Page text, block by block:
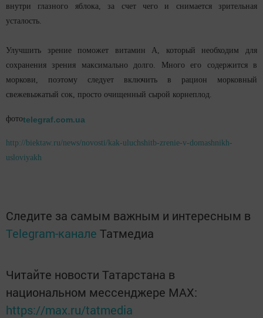
внутри глазного яблока, за счет чего и снимается зрительная
усталость.
Улучшить зрение поможет витамин А, который необходим для
сохранения зрения максимально долго. Много его содержится в
моркови, поэтому следует включить в рацион морковный
свежевыжатый сок, просто очищенный сырой корнеплод.
фотоtelegraf.com.ua
http://biektaw.ru/news/novosti/kak-uluchshitb-zrenie-v-domashnikh-
usloviyakh
Следите за самым важным и интересным в
Telegram-канале Татмедиа
Читайте новости Татарстана в
национальном мессенджере MАХ:
https://max.ru/tatmedia